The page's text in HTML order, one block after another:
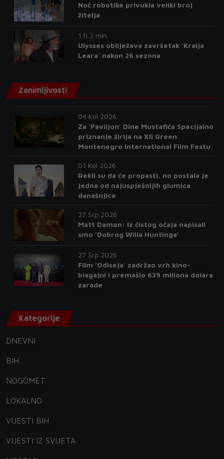
Noć robotike privukla veliki broj
žitelja
1 h 2 min
Ulysses obilježava završetak 'Kralja
Leara' nakon 26 sezona
Zanimljivosti
04 Kol 2026
Za 'Paviljon' Dine Mustafića Specijalno
priznanje žirija na XII Green
Montenegro International Film Festu
01 Kol 2026
Rekli su da će propasti, no postala je
jedna od najuspješnijih glumica
današnjice
27 Srp 2026
Matt Damon: Iz čistog očaja napisali
smo 'Dobrog Willa Huntinga'
27 Srp 2026
Film 'Odiseja' zadržao vrh kino-
blagajni i premašio 639 miliona dolara
zarade
Kategorije
DNEVNI
BIH
NOGOMET
LOKALNO
VIJESTI BIH
VIJESTI IZ SVIJETA